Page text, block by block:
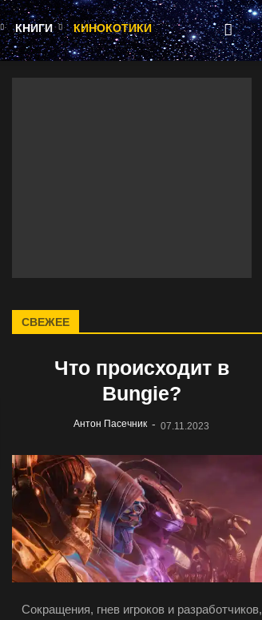
КНИГИ КИНОКОТИКИ
СВЕЖЕЕ
Что происходит в
Bungie?
Антон Пасечник - 07.11.2023
Сокращения, гнев игроков и разработчиков,